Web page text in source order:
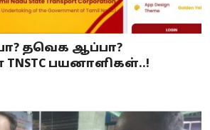
தவெக ஆப்பா?
பயனாளிகள்..!